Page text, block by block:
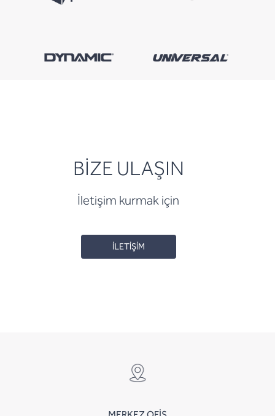
BİZE ULAŞIN
İletişim kurmak için
İLETİŞİM